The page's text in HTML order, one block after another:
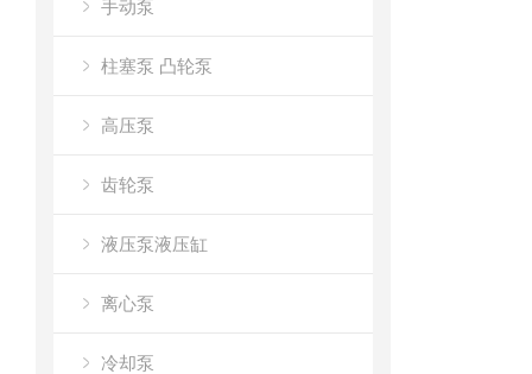
手动泵
柱塞泵 凸轮泵
高压泵
齿轮泵
液压泵液压缸
离心泵
冷却泵